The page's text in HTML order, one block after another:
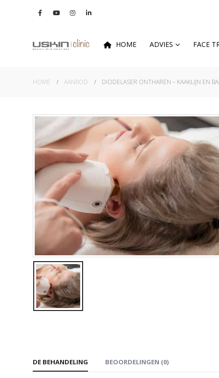
HOME ADVIES FACE
HOME AANBOD DIODELASER ONTHAREN – KAAKLIJN EN
DE BEHANDELING BEOORDELINGEN (0)